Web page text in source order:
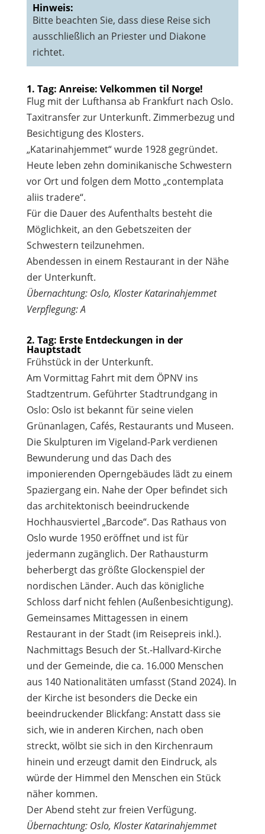
Hinweis:
Bitte beachten Sie, dass diese Reise sich
ausschließlich an Priester und Diakone
richtet.
1. Tag: Anreise: Velkommen til Norge!
Flug mit der Lufthansa ab Frankfurt nach Oslo.
Taxitransfer zur Unterkunft. Zimmerbezug und
Besichtigung des Klosters.
„Katarinahjemmet“ wurde 1928 gegründet.
Heute leben zehn dominikanische Schwestern
vor Ort und folgen dem Motto „contemplata
aliis tradere“.
Für die Dauer des Aufenthalts besteht die
Möglichkeit, an den Gebetszeiten der
Schwestern teilzunehmen.
Abendessen in einem Restaurant in der Nähe
der Unterkunft.
Übernachtung: Oslo, Kloster Katarinahjemmet
Verpflegung: A
2. Tag: Erste Entdeckungen in der
Hauptstadt
Frühstück in der Unterkunft.
Am Vormittag Fahrt mit dem ÖPNV ins
Stadtzentrum. Geführter Stadtrundgang in
Oslo: Oslo ist bekannt für seine vielen
Grünanlagen, Cafés, Restaurants und Museen.
Die Skulpturen im Vigeland-Park verdienen
Bewunderung und das Dach des
imponierenden Operngebäudes lädt zu einem
Spaziergang ein. Nahe der Oper befindet sich
das architektonisch beeindruckende
Hochhausviertel „Barcode“. Das Rathaus von
Oslo wurde 1950 eröffnet und ist für
jedermann zugänglich. Der Rathausturm
beherbergt das größte Glockenspiel der
nordischen Länder. Auch das königliche
Schloss darf nicht fehlen (Außenbesichtigung).
Gemeinsames Mittagessen in einem
Restaurant in der Stadt (im Reisepreis inkl.).
Nachmittags Besuch der St.-Hallvard-Kirche
und der Gemeinde, die ca. 16.000 Menschen
aus 140 Nationalitäten umfasst (Stand 2024). In
der Kirche ist besonders die Decke ein
beeindruckender Blickfang: Anstatt dass sie
sich, wie in anderen Kirchen, nach oben
streckt, wölbt sie sich in den Kirchenraum
hinein und erzeugt damit den Eindruck, als
würde der Himmel den Menschen ein Stück
näher kommen.
Der Abend steht zur freien Verfügung.
Übernachtung: Oslo, Kloster Katarinahjemmet